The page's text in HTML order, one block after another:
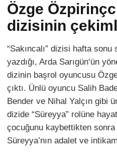
Özge
dizisinin
“Sakıncalı” dizisi hafta sonu
yazdığı, Arda Sarıgün‘ün
dizinin başrol oyuncusu
çıktı. Ünlü oyuncu Salih
Bender ve Nihal Yalçın gibi
dizide “Süreyya” rolüne
çocuğunu kaybettikten
Süreyya’nın adalet ve